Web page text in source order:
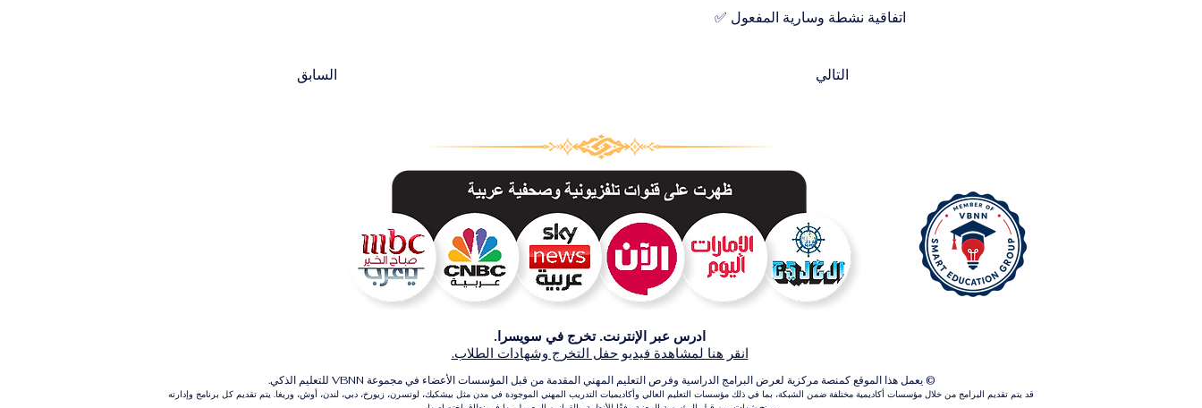
اتفاقية نشطة وسارية المفعول ✅
السابق التالي
ادرس عبر الإنترنت. تخرج في سويسرا.
انقر هنا لمشاهدة فيديو حفل التخرج وشهادات الطلاب.
© يعمل هذا الموقع كمنصة مركزية لعرض البرامج الدراسية وفرص التعليم المهني المقدمة من قبل المؤسسات الأعضاء في مجموعة VBNN للتعليم الذكي.
قد يتم تقديم البرامج من خلال مؤسسات أكاديمية مختلفة ضمن الشبكة، بما في ذلك مؤسسات التعليم العالي وأكاديميات التدريب المهني الموجودة في مدن مثل بيشكيك، لوتسرن، زيورخ، دبي، لندن، أوش، وريغا. يتم تقديم كل برنامج وإدارته